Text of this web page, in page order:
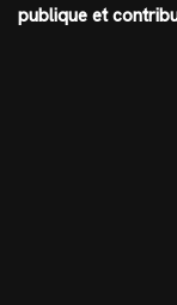
publique et